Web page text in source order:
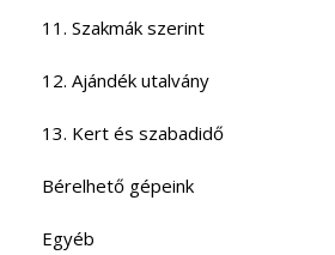
11. Szakmák szerint
12. Ajándék utalvány
13. Kert és szabadidő
Bérelhető gépeink
Egyéb